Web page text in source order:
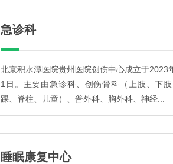
急诊科
北京积水潭医院贵州医院创伤中心成立于2023
1日。主要由急诊科、创伤骨科（上肢、下肢
踝、脊柱、儿童）、普外科、胸外科、神经...
睡眠康复中心